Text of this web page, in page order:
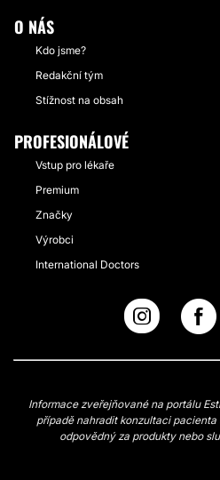
O NÁS
Kdo jsme?
Redakční tým
Stížnost na obsah
PROFESIONÁLOVÉ
Vstup pro lékaře
Premium
Značky
Výrobci
International Doctors
Informace zveřejňované na portálu
případě nahradit konzultaci pacienta
odpovědný za produkty nebo